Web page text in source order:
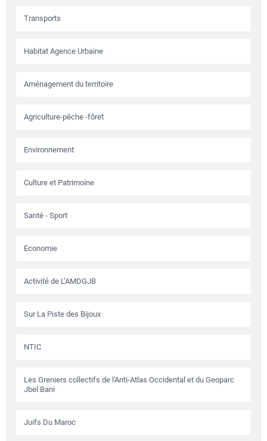
Transports
Habitat Agence Urbaine
Aménagement du territoire
Agriculture-pêche -fôret
Environnement
Culture et Patrimoine
Santé - Sport
Economie
Activité de L’AMDGJB
Sur La Piste des Bijoux
NTIC
Les Greniers collectifs de l'Anti-Atlas Occidental et du Geoparc
Jbel Bani
Juifs Du Maroc